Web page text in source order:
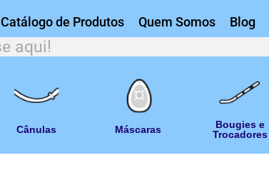
Catálogo de Produtos Quem Somos Blog
Cânulas Máscaras
Bougies e
Trocadores